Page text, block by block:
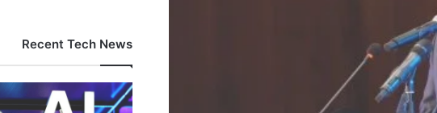
Recent Tech News